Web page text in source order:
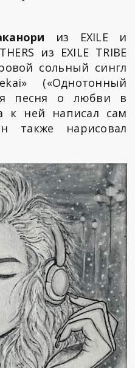
из EXILE и
из EXILE TRIBE
сольный сингл
(«Однотонный
песня о любви в
к ней написал сам
также нарисовал